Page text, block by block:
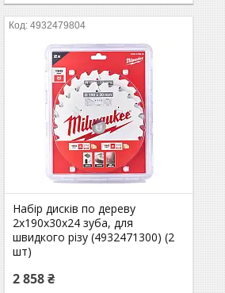
4932479804
Набір дисків по дереву
2x190x30x24 зуба, для
швидкого різу (4932471300) (2
шт)
2 858 ₴